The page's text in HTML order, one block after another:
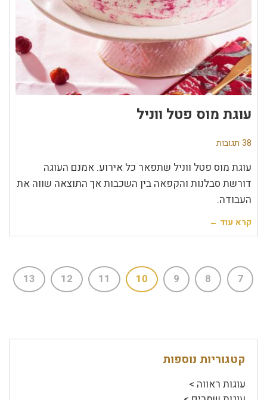
עוגת מוס פטל ווניל
38 תגובות
עוגת מוס פטל ווניל שתפאר כל אירוע. אמנם העוגה
דורשת סבלנות והקפאה בין השכבות אך התוצאה שווה את
העבודה.
קרא עוד ←
7
8
9
10
11
12
13
קטגוריות נוספות
עוגות ראווה >